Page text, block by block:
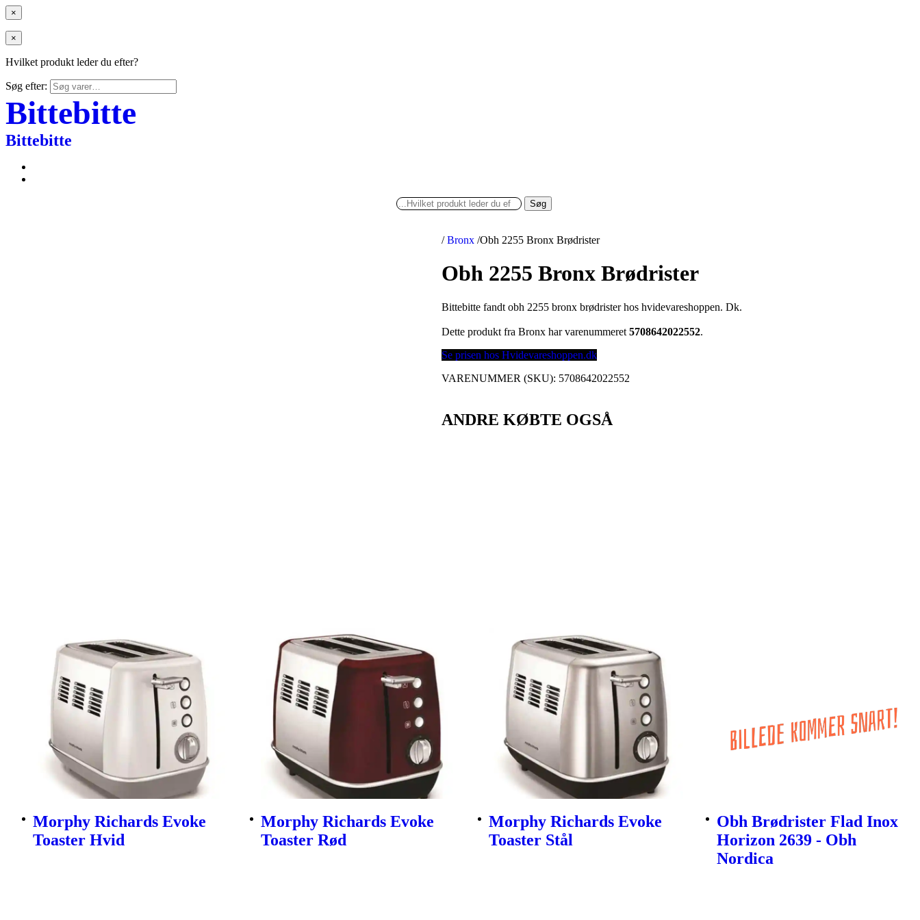
×
×
Hvilket produkt leder du efter?
Søg efter:
Bittebitte
Bittebitte
Søg
/ Bronx /Obh 2255 Bronx Brødrister
Obh 2255 Bronx Brødrister
Bittebitte fandt obh 2255 bronx brødrister hos hvidevareshoppen. Dk.
Dette produkt fra Bronx har varenummeret5708642022552.
Se prisen hos Hvidevareshoppen.dk
VARENUMMER (SKU): 5708642022552
ANDRE KØBTE OGSÅ
Morphy Richards Evoke
Toaster Hvid
Morphy Richards Evoke
Toaster Rød
Morphy Richards Evoke
Toaster Stål
Obh Brødrister Flad Inox
Horizon 2639 - Obh
Nordica